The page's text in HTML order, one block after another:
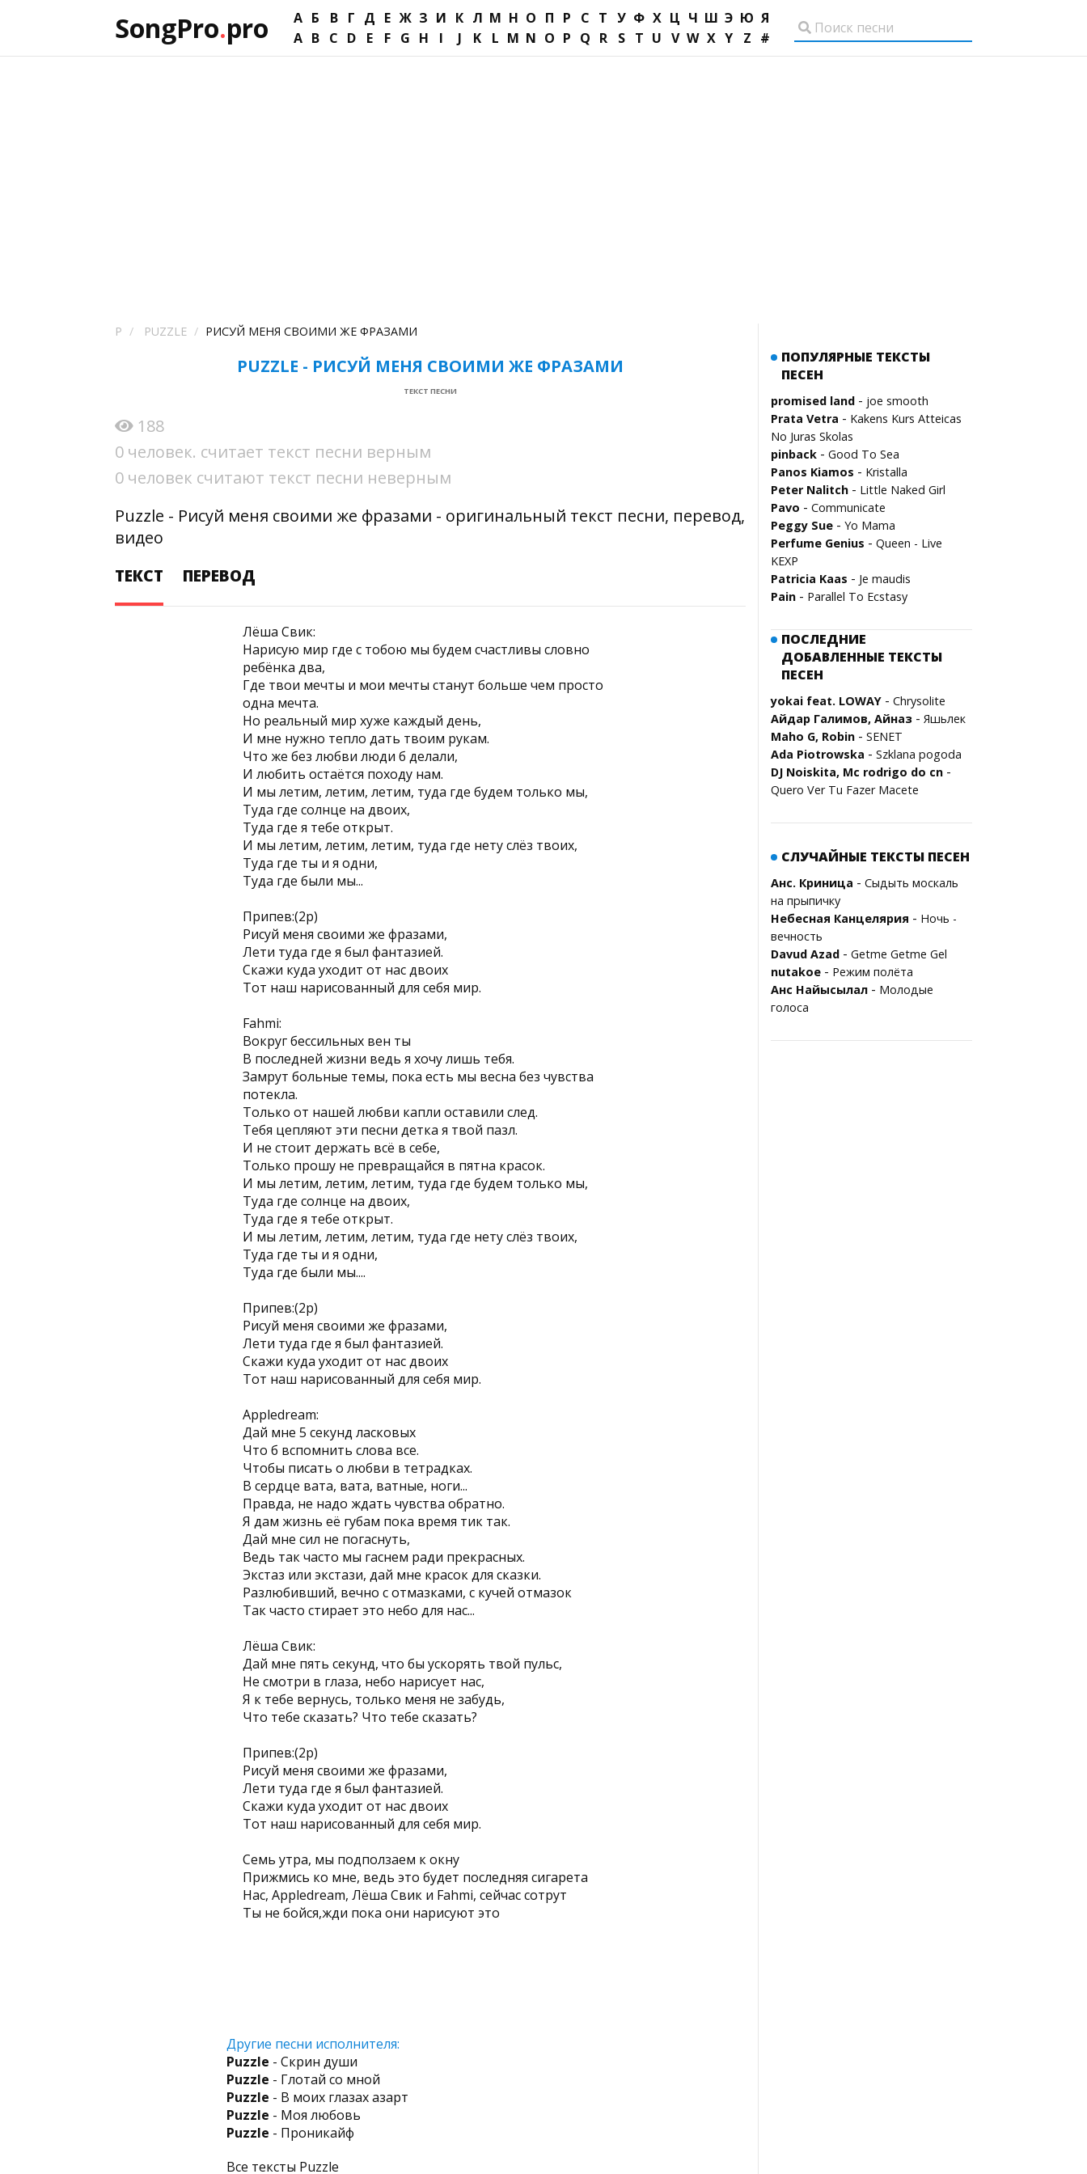
SongPro.pro А Б В Г Д Е Ж З И К Л М Н О П Р С Т У Ф Х Ц Ч Ш Э Ю Я
A B C D E F G H I J K L M N O P Q R S T U V W X Y Z #
P PUZZLE РИСУЙ МЕНЯ СВОИМИ ЖЕ ФРАЗАМИ
PUZZLE - РИСУЙ МЕНЯ СВОИМИ ЖЕ ФРАЗАМИ
ТЕКСТ ПЕСНИ
188
0 человек. считает текст песни верным
0 человек считают текст песни неверным
Puzzle - Рисуй меня своими же фразами - оригинальный текст песни, перевод,
видео
ТЕКСТ
ПЕРЕВОД
Лёша Свик:
Нарисую мир где с тобою мы будем счастливы словно
ребёнка два,
Где твои мечты и мои мечты станут больше чем просто
одна мечта.
Но реальный мир хуже каждый день,
И мне нужно тепло дать твоим рукам.
Что же без любви люди б делали,
И любить остаётся походу нам.
И мы летим, летим, летим, туда где будем только мы,
Туда где солнце на двоих,
Туда где я тебе открыт.
И мы летим, летим, летим, туда где нету слёз твоих,
Туда где ты и я одни,
Туда где были мы...
Припев:(2р)
Рисуй меня своими же фразами,
Лети туда где я был фантазией.
Скажи куда уходит от нас двоих
Тот наш нарисованный для себя мир.
Fahmi:
Вокруг бессильных вен ты
В последней жизни ведь я хочу лишь тебя.
Замрут больные темы, пока есть мы весна без чувства
потекла.
Только от нашей любви капли оставили след.
Тебя цепляют эти песни детка я твой пазл.
И не стоит держать всё в себе,
Только прошу не превращайся в пятна красок.
И мы летим, летим, летим, туда где будем только мы,
Туда где солнце на двоих,
Туда где я тебе открыт.
И мы летим, летим, летим, туда где нету слёз твоих,
Туда где ты и я одни,
Туда где были мы....
Припев:(2р)
Рисуй меня своими же фразами,
Лети туда где я был фантазией.
Скажи куда уходит от нас двоих
Тот наш нарисованный для себя мир.
Appledream:
Дай мне 5 секунд ласковых
Что б вспомнить слова все.
Чтобы писать о любви в тетрадках.
В сердце вата, вата, ватные, ноги...
Правда, не надо ждать чувства обратно.
Я дам жизнь её губам пока время тик так.
Дай мне сил не погаснуть,
Ведь так часто мы гаснем ради прекрасных.
Экстаз или экстази, дай мне красок для сказки.
Разлюбивший, вечно с отмазками, с кучей отмазок
Так часто стирает это небо для нас...
Лёша Свик:
Дай мне пять секунд, что бы ускорять твой пульс,
Не смотри в глаза, небо нарисует нас,
Я к тебе вернусь, только меня не забудь,
Что тебе сказать? Что тебе сказать?
Припев:(2р)
Рисуй меня своими же фразами,
Лети туда где я был фантазией.
Скажи куда уходит от нас двоих
Тот наш нарисованный для себя мир.
Семь утра, мы подползаем к окну
Прижмись ко мне, ведь это будет последняя сигарета
Нас, Appledream, Лёша Свик и Fahmi, сейчас сотрут
Ты не бойся,жди пока они нарисуют это
Другие песни исполнителя:
Puzzle - Скрин души
Puzzle - Глотай со мной
Puzzle - В моих глазах азарт
Puzzle - Моя любовь
Puzzle - Проникайф
Все тексты Puzzle
ПОПУЛЯРНЫЕ ТЕКСТЫ
ПЕСЕН
promised land - joe smooth
Prata Vetra - Kakens Kurs Atteicas
No Juras Skolas
pinback - Good To Sea
Panos Kiamos - Kristalla
Peter Nalitch - Little Naked Girl
Pavo - Communicate
Peggy Sue - Yo Mama
Perfume Genius - Queen - Live
KEXP
Patricia Kaas - Je maudis
Pain - Parallel To Ecstasy
ПОСЛЕДНИЕ
ДОБАВЛЕННЫЕ ТЕКСТЫ
ПЕСЕН
yokai feat. LOWAY - Chrysolite
Айдар Галимов, Айназ - Яшьлек
Maho G, Robin - SENET
Ada Piotrowska - Szklana pogoda
DJ Noiskita, Mc rodrigo do cn -
Quero Ver Tu Fazer Macete
СЛУЧАЙНЫЕ ТЕКСТЫ ПЕСЕН
Анс. Криница - Сыдыть москаль
на прыпичку
Небесная Канцелярия - Ночь -
вечность
Davud Azad - Getme Getme Gel
nutakoe - Режим полёта
Анс Найысылал - Молодые
голоса